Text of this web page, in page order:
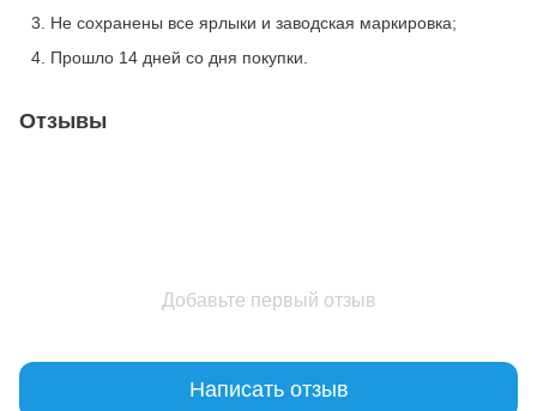
Не сохранены все ярлыки и заводская маркировка;
Прошло 14 дней со дня покупки.
Отзывы
Добавьте первый отзыв
Написать отзыв